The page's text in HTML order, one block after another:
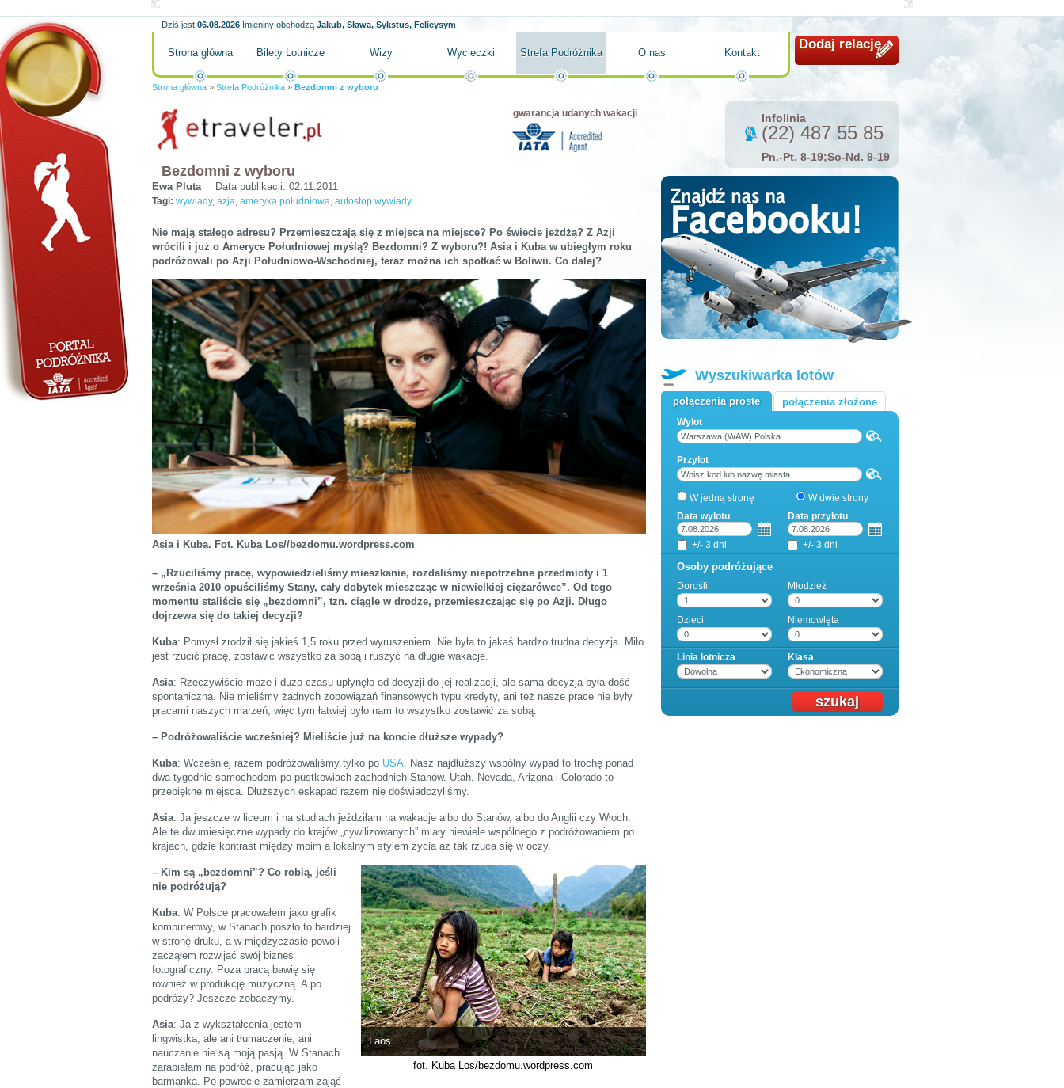
Dziś jest 06.08.2026 Imieniny obchodzą Jakub, Sława, Sykstus, Felicysym
Dodaj relację
Strona główna Bilety Lotnicze Wizy Wycieczki Strefa Podróżnika O nas Kontakt
Strona główna » Strefa Podróżnika » Bezdomni z wyboru
gwarancja udanych wakacji
Bezdomni z wyboru
Ewa Pluta Data publikacji: 02.11.2011
Tagi: wywiady, azja, ameryka południowa, autostop wywiady
Nie mają stałego adresu? Przemieszczają się z miejsca na miejsce? Po świecie jeżdżą? Z Azji
wrócili i już o Ameryce Południowej myślą? Bezdomni? Z wyboru?! Asia i Kuba w ubiegłym roku
podróżowali po Azji Południowo-Wschodniej, teraz można ich spotkać w Boliwii. Co dalej?
Asia i Kuba. Fot. Kuba Los//bezdomu.wordpress.com
– „Rzuciliśmy pracę, wypowiedzieliśmy mieszkanie, rozdaliśmy niepotrzebne przedmioty i 1
września 2010 opuściliśmy Stany, cały dobytek mieszcząc w niewielkiej ciężarówce”. Od tego
momentu staliście się „bezdomni”, tzn. ciągle w drodze, przemieszczając się po Azji. Długo
dojrzewa się do takiej decyzji?
Kuba: Pomysł zrodził się jakieś 1,5 roku przed wyruszeniem. Nie była to jakaś bardzo trudna decyzja. Miło
jest rzucić pracę, zostawić wszystko za sobą i ruszyć na długie wakacje.
Asia: Rzeczywiście może i dużo czasu upłynęło od decyzji do jej realizacji, ale sama decyzja była dość
spontaniczna. Nie mieliśmy żadnych zobowiązań finansowych typu kredyty, ani też nasze prace nie były
pracami naszych marzeń, więc tym łatwiej było nam to wszystko zostawić za sobą.
– Podróżowaliście wcześniej? Mieliście już na koncie dłuższe wypady?
Kuba: Wcześniej razem podróżowaliśmy tylko po USA . Nasz najdłuższy wspólny wypad to trochę ponad
dwa tygodnie samochodem po pustkowiach zachodnich Stanów. Utah, Nevada, Arizona i Colorado to
przepiękne miejsca. Dłuższych eskapad razem nie doświadczyliśmy.
Asia: Ja jeszcze w liceum i na studiach jeździłam na wakacje albo do Stanów, albo do Anglii czy Włoch.
Ale te dwumiesięczne wypady do krajów „cywilizowanych” miały niewiele wspólnego z podróżowaniem po
krajach, gdzie kontrast między moim a lokalnym stylem życia aż tak rzuca się w oczy.
Laos
fot. Kuba Los/bezdomu.wordpress.com
– Kim są „bezdomni”? Co robią, jeśli
nie podróżują?
Kuba: W Polsce pracowałem jako grafik
komputerowy, w Stanach poszło to bardziej
w stronę druku, a w międzyczasie powoli
zacząłem rozwijać swój biznes
fotograficzny. Poza pracą bawię się
również w produkcję muzyczną. A po
podróży? Jeszcze zobaczymy.
Asia: Ja z wykształcenia jestem
lingwistką, ale ani tłumaczenie, ani
nauczanie nie są moją pasją. W Stanach
zarabiałam na podróż, pracując jako
barmanka. Po powrocie zamierzam zająć
Infolinia
(22) 487 55 85
Pn.-Pt. 8-19;So-Nd. 9-19
Wyszukiwarka lotów
połączenia proste połączenia złożone
Wylot
Przylot
W jedną stronę
W dwie strony
Data wylotu
+/- 3 dni
Data przylotu
+/- 3 dni
Osoby podróżujące
Dorośli Młodzież
Dzieci Niemowlęta
Linia lotnicza Klasa